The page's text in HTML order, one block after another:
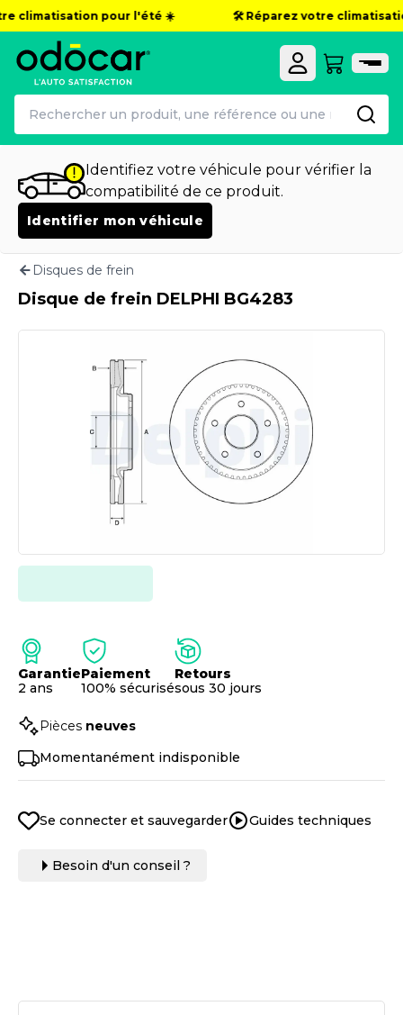
climatisation pour l'été ☀️ 🛠️ Réparez votre
Identifiez votre véhicule pour vérifier la
compatibilité de ce produit.
Identifier mon véhicule
Disques de frein
Disque de frein DELPHI BG4283
Garantie
2 ans
Paiement
100% sécurisé
Retours
sous 30 jours
Pièces neuves
Momentanément indisponible
Se connecter et sauvegarder Guides techniques
Besoin d'un conseil ?